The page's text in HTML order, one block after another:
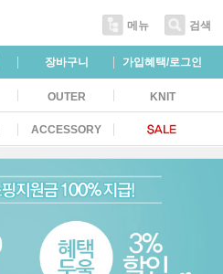
메뉴 검색
장바구니 가입혜택/로그인
OUTER KNIT
ACCESSORY